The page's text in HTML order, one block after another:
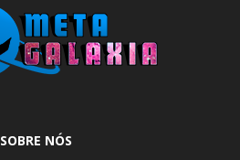
SOBRE NÓS